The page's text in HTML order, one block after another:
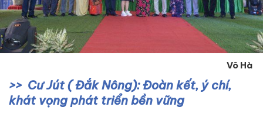
Võ Hà
Cư Jút ( Đắk Nông): Đoàn kết, ý chí,
khát vọng phát triển bền vững